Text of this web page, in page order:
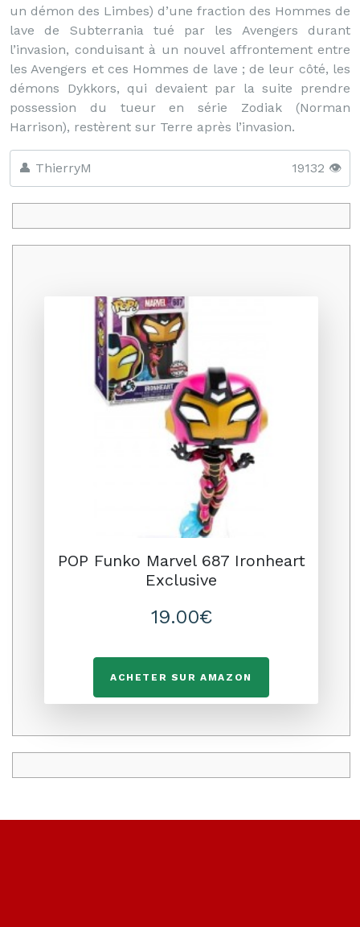
un démon des Limbes) d’une fraction des Hommes de
lave de Subterrania tué par les Avengers durant
l’invasion, conduisant à un nouvel affrontement entre
les Avengers et ces Hommes de lave ; de leur côté, les
démons Dykkors, qui devaient par la suite prendre
possession du tueur en série Zodiak (Norman
Harrison), restèrent sur Terre après l’invasion.
👤 ThierryM 19132 👁️
POP Funko Marvel 687 Ironheart
Exclusive
19.00€
ACHETER SUR AMAZON